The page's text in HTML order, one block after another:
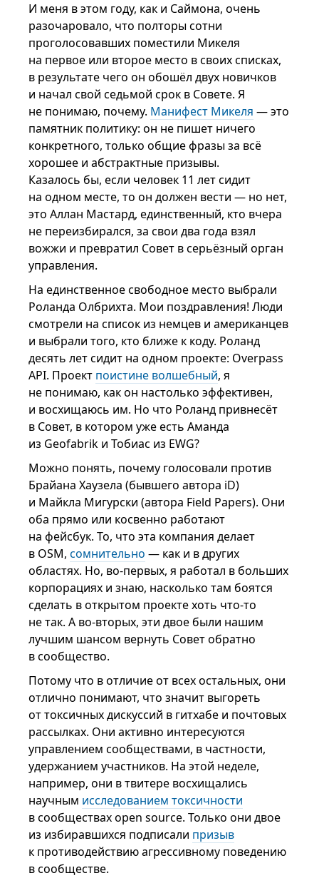
И меня в этом году, как и Саймона, очень
разочаровало, что полторы сотни
проголосовавших поместили Микеля
на первое или второе место в своих списках,
в результате чего он обошёл двух новичков
и начал свой седьмой срок в Совете. Я
не понимаю, почему. Манифест Микеля — это
памятник политику: он не пишет ничего
конкретного, только общие фразы за всё
хорошее и абстрактные призывы.
Казалось бы, если человек 11 лет сидит
на одном месте, то он должен вести — но нет,
это Аллан Мастард, единственный, кто вчера
не переизбирался, за свои два года взял
вожжи и превратил Совет в серьёзный орган
управления.
На единственное свободное место выбрали
Роланда Олбрихта. Мои поздравления! Люди
смотрели на список из немцев и американцев
и выбрали того, кто ближе к коду. Роланд
десять лет сидит на одном проекте: Overpass
API. Проект поистине волшебный, я
не понимаю, как он настолько эффективен,
и восхищаюсь им. Но что Роланд привнесёт
в Совет, в котором уже есть Аманда
из Geofabrik и Тобиас из EWG?
Можно понять, почему голосовали против
Брайана Хаузела (бывшего автора iD)
и Майкла Мигурски (автора Field Papers). Они
оба прямо или косвенно работают
на фейсбук. То, что эта компания делает
в OSM,сомнительно — как и в других
областях. Но, во-первых, я работал в больших
корпорациях и знаю, насколько там боятся
сделать в открытом проекте хоть что-то
не так. А во-вторых, эти двое были нашим
лучшим шансом вернуть Совет обратно
в сообщество.
Потому что в отличие от всех остальных, они
отлично понимают, что значит выгореть
от токсичных дискуссий в гитхабе и почтовых
рассылках. Они активно интересуются
управлением сообществами, в частности,
удержанием участников. На этой неделе,
например, они в твитере восхищались
научным исследованием токсичности
в сообществах open source. Только они двое
из избиравшихся подписали призыв
к противодействию агрессивному поведению
в сообществе.